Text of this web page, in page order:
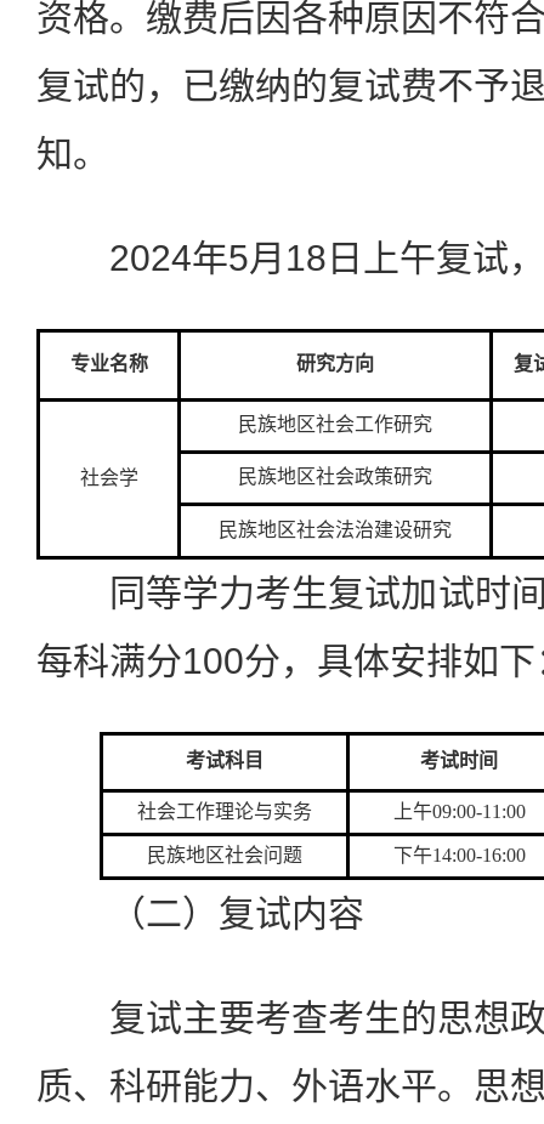
资格。缴费后因各种原因不符
复试的，已缴纳的复试费不予
知。
2024年5月18日上午复试，
专业名称 研究方向 复
社会学
民族地区社会工作研究
民族地区社会政策研究
民族地区社会法治建设研究
同等学力考生复试加试时间
每科满分100分，具体安排如下
考试科目 考试时间
社会工作理论与实务 上午09:00-11:00
民族地区社会问题 下午14:00-16:00
（二）复试内容
复试主要考查考生的思想政
质、科研能力、外语水平。思